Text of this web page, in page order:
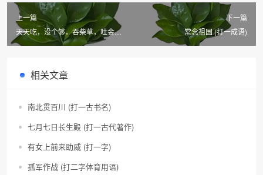
上一篇
天天吃，没个够，吞柴草，吐金豆
(打一物)
下一篇
常念祖国 (打一成语)
相关文章
南北贯百川 (打一古书名)
七月七日长生殿 (打一古代著作)
有女上前来助威 (打一字)
孤军作战 (打二字体育用语)